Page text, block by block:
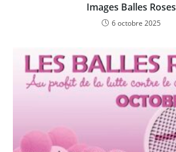
Images Balles Roses
6 octobre 2025